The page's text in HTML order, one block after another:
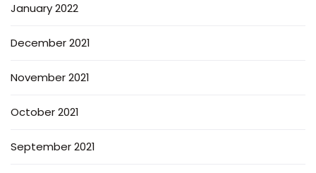
January 2022
December 2021
November 2021
October 2021
September 2021